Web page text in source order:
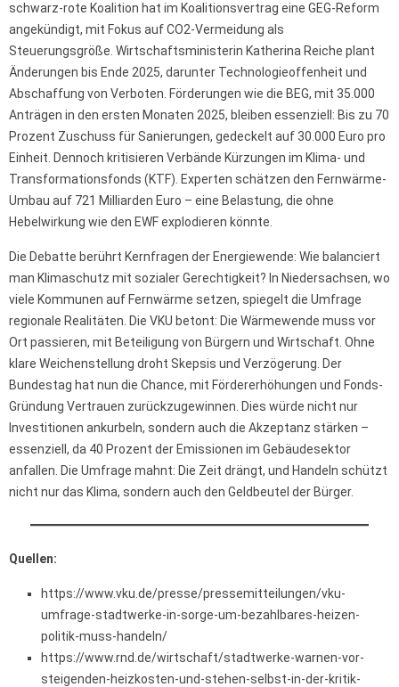
schwarz-rote Koalition hat im Koalitionsvertrag eine GEG-Reform
angekündigt, mit Fokus auf CO2-Vermeidung als
Steuerungsgröße. Wirtschaftsministerin Katherina Reiche plant
Änderungen bis Ende 2025, darunter Technologieoffenheit und
Abschaffung von Verboten. Förderungen wie die BEG, mit 35.000
Anträgen in den ersten Monaten 2025, bleiben essenziell: Bis zu 70
Prozent Zuschuss für Sanierungen, gedeckelt auf 30.000 Euro pro
Einheit. Dennoch kritisieren Verbände Kürzungen im Klima- und
Transformationsfonds (KTF). Experten schätzen den Fernwärme-
Umbau auf 721 Milliarden Euro – eine Belastung, die ohne
Hebelwirkung wie den EWF explodieren könnte.
Die Debatte berührt Kernfragen der Energiewende: Wie balanciert
man Klimaschutz mit sozialer Gerechtigkeit? In Niedersachsen, wo
viele Kommunen auf Fernwärme setzen, spiegelt die Umfrage
regionale Realitäten. Die VKU betont: Die Wärmewende muss vor
Ort passieren, mit Beteiligung von Bürgern und Wirtschaft. Ohne
klare Weichenstellung droht Skepsis und Verzögerung. Der
Bundestag hat nun die Chance, mit Fördererhöhungen und Fonds-
Gründung Vertrauen zurückzugewinnen. Dies würde nicht nur
Investitionen ankurbeln, sondern auch die Akzeptanz stärken –
essenziell, da 40 Prozent der Emissionen im Gebäudesektor
anfallen. Die Umfrage mahnt: Die Zeit drängt, und Handeln schützt
nicht nur das Klima, sondern auch den Geldbeutel der Bürger.
Quellen:
https://www.vku.de/presse/pressemitteilungen/vku-
umfrage-stadtwerke-in-sorge-um-bezahlbares-heizen-
politik-muss-handeln/
https://www.rnd.de/wirtschaft/stadtwerke-warnen-vor-
steigenden-heizkosten-und-stehen-selbst-in-der-kritik-